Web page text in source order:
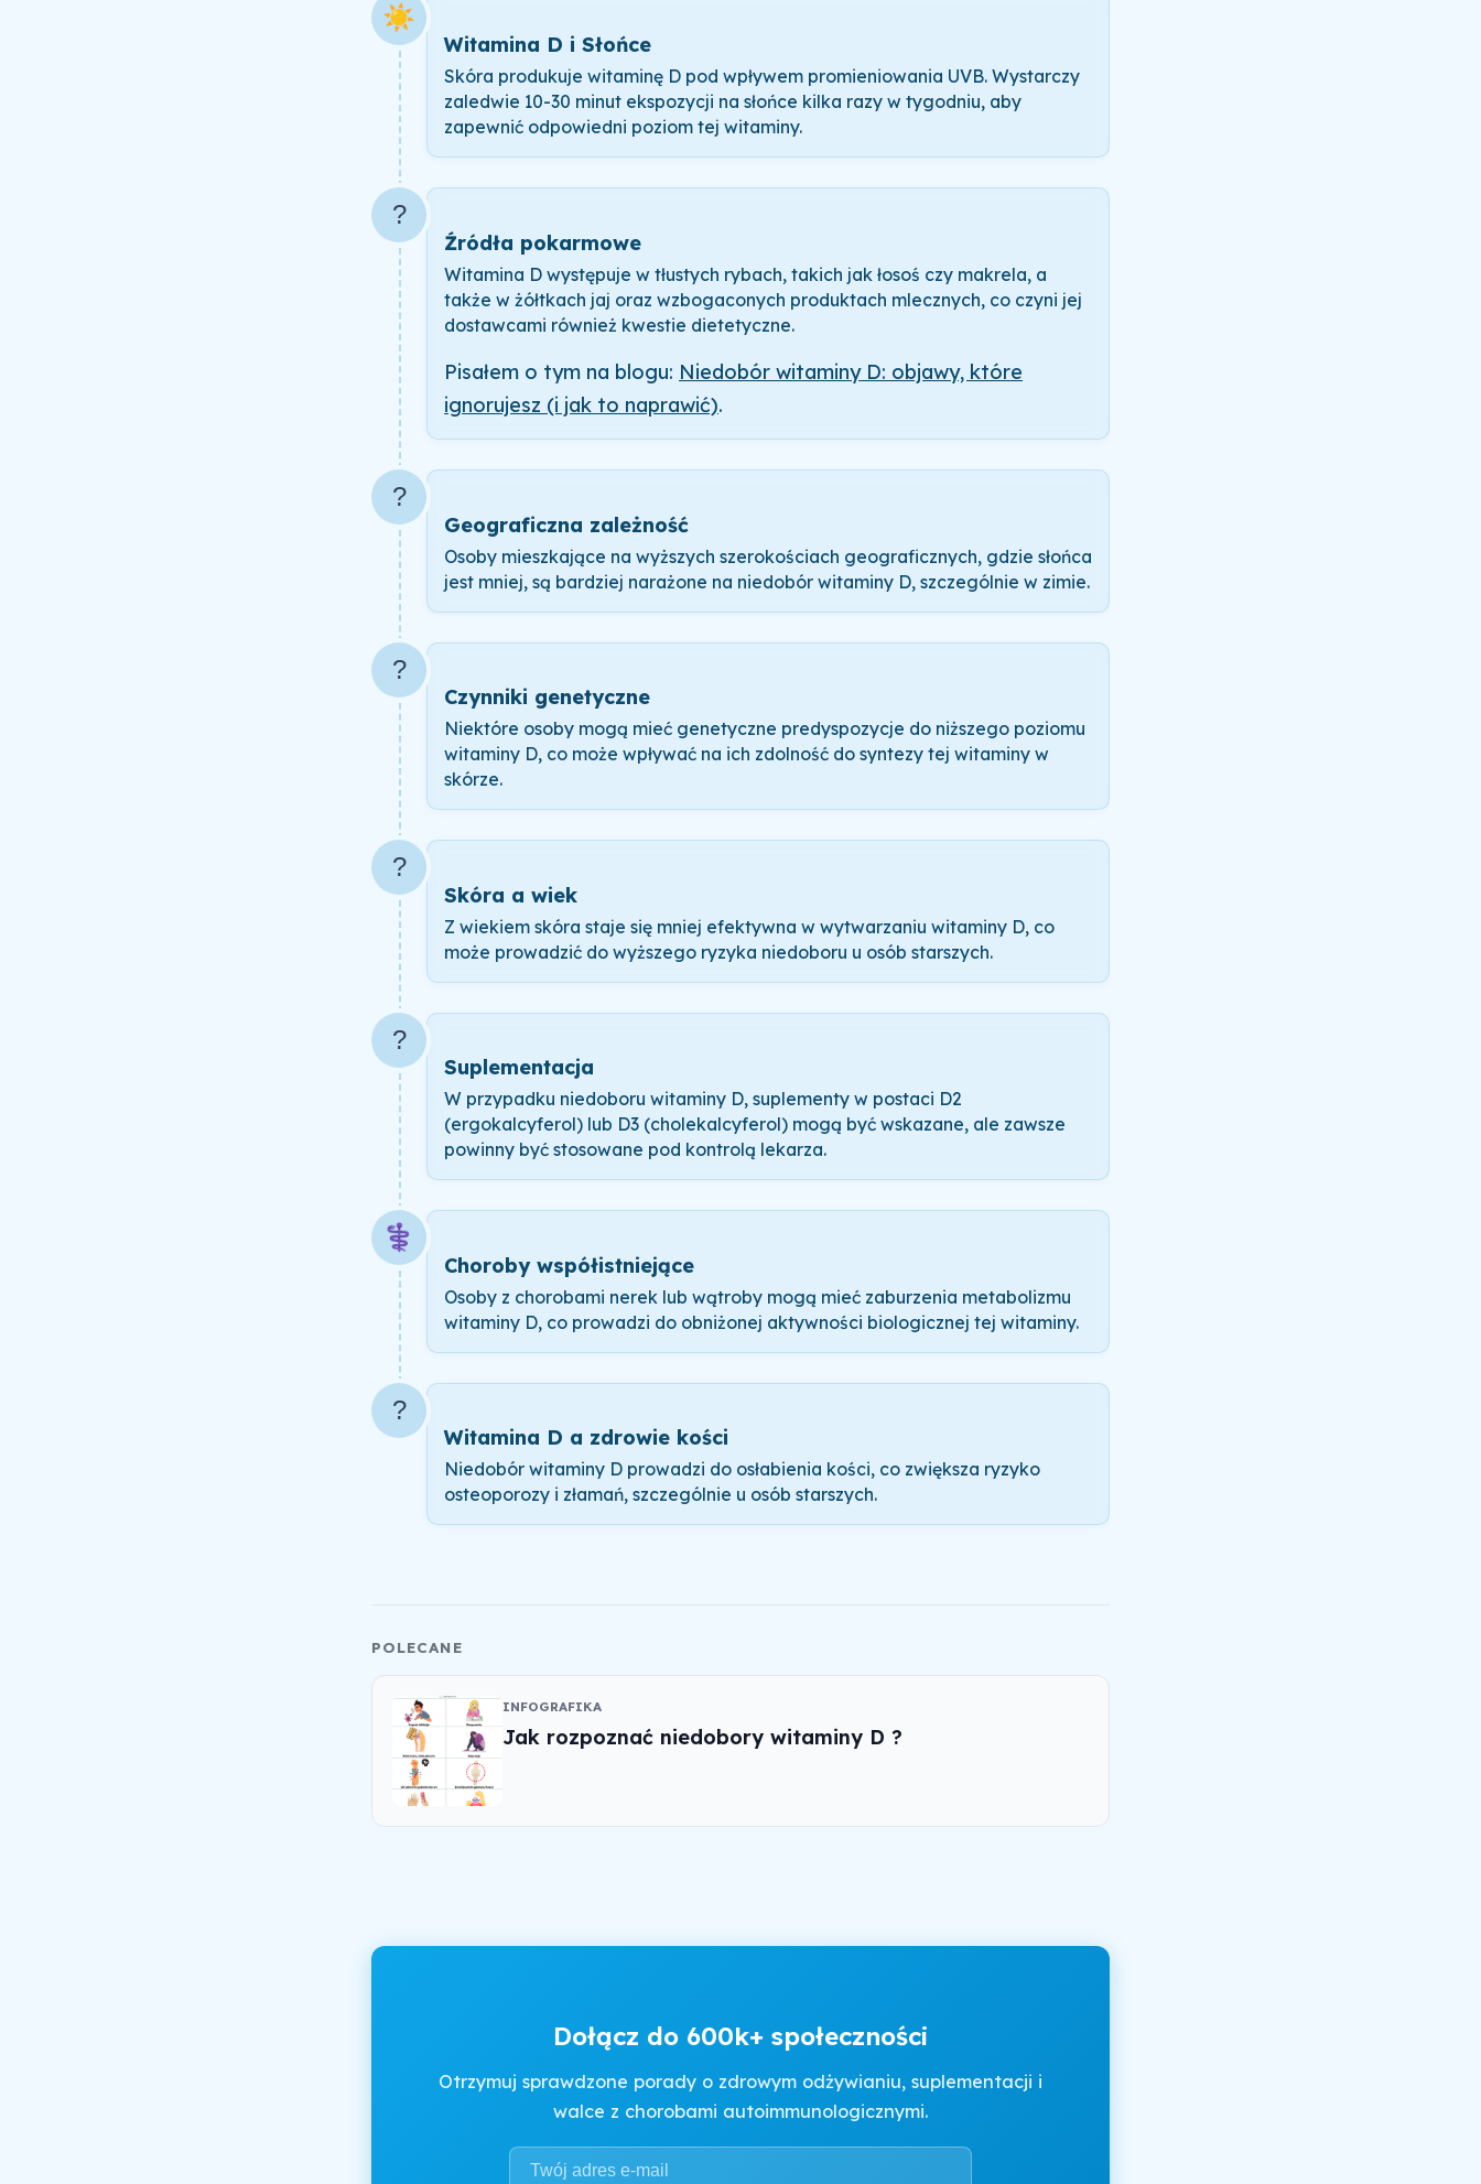
☀️
Witamina D i Słońce
Skóra produkuje witaminę D pod wpływem promieniowania UVB. Wystarczy
zaledwie 10-30 minut ekspozycji na słońce kilka razy w tygodniu, aby
zapewnić odpowiedni poziom tej witaminy.
?
Źródła pokarmowe
Witamina D występuje w tłustych rybach, takich jak łosoś czy makrela, a
także w żółtkach jaj oraz wzbogaconych produktach mlecznych, co czyni jej
dostawcami również kwestie dietetyczne.
Pisałem o tym na blogu: Niedobór witaminy D: objawy, które
ignorujesz (i jak to naprawić).
?️
Geograficzna zależność
Osoby mieszkające na wyższych szerokościach geograficznych, gdzie słońca
jest mniej, są bardziej narażone na niedobór witaminy D, szczególnie w zimie.
?
Czynniki genetyczne
Niektóre osoby mogą mieć genetyczne predyspozycje do niższego poziomu
witaminy D, co może wpływać na ich zdolność do syntezy tej witaminy w
skórze.
?
Skóra a wiek
Z wiekiem skóra staje się mniej efektywna w wytwarzaniu witaminy D, co
może prowadzić do wyższego ryzyka niedoboru u osób starszych.
?
Suplementacja
W przypadku niedoboru witaminy D, suplementy w postaci D2
(ergokalcyferol) lub D3 (cholekalcyferol) mogą być wskazane, ale zawsze
powinny być stosowane pod kontrolą lekarza.
⚕️
Choroby współistniejące
Osoby z chorobami nerek lub wątroby mogą mieć zaburzenia metabolizmu
witaminy D, co prowadzi do obniżonej aktywności biologicznej tej witaminy.
?
Witamina D a zdrowie kości
Niedobór witaminy D prowadzi do osłabienia kości, co zwiększa ryzyko
osteoporozy i złamań, szczególnie u osób starszych.
POLECANE
INFOGRAFIKA
Jak rozpoznać niedobory witaminy D ?
Dołącz do 600k+ społeczności
Otrzymuj sprawdzone porady o zdrowym odżywianiu, suplementacji i
walce z chorobami autoimmunologicznymi.